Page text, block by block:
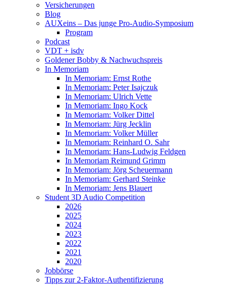
Versicherungen
Blog
AUXeins – Das junge Pro-Audio-Symposium
Program
Podcast
VDT + isdv
Goldener Bobby & Nachwuchspreis
In Memoriam
In Memoriam: Ernst Rothe
In Memoriam: Peter Isajczuk
In Memoriam: Ulrich Vette
In Memoriam: Ingo Kock
In Memoriam: Volker Dittel
In Memoriam: Jürg Jecklin
In Memoriam: Volker Müller
In Memoriam: Reinhard O. Sahr
In Memoriam: Hans-Ludwig Feldgen
In Memoriam Reimund Grimm
In Memoriam: Jörg Scheuermann
In Memoriam: Gerhard Steinke
In Memoriam: Jens Blauert
Student 3D Audio Competition
2026
2025
2024
2023
2022
2021
2020
Jobbörse
Tipps zur 2-Faktor-Authentifizierung